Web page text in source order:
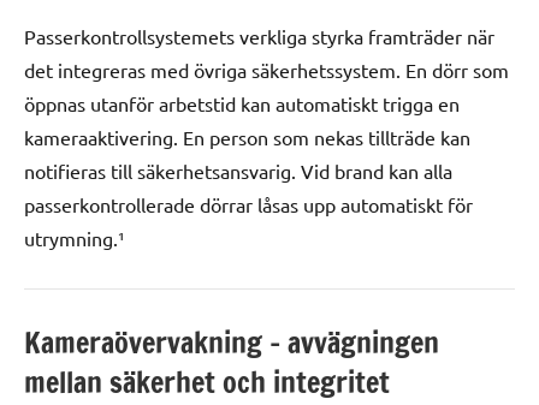
Passerkontrollsystemets verkliga styrka framträder när
det integreras med övriga säkerhetssystem. En dörr som
öppnas utanför arbetstid kan automatiskt trigga en
kameraaktivering. En person som nekas tillträde kan
notifieras till säkerhetsansvarig. Vid brand kan alla
passerkontrollerade dörrar låsas upp automatiskt för
utrymning.¹
Kameraövervakning – avvägningen
mellan säkerhet och integritet